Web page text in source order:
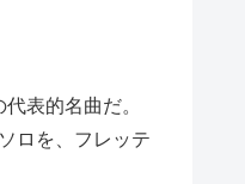
表的名曲だ。
ロを、フレッテ